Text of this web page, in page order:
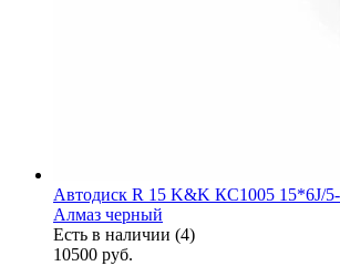
Автодиск R 15 K&K КС1005 15*6J/5-
Алмаз черный
Есть в наличии (4)
10500 руб.